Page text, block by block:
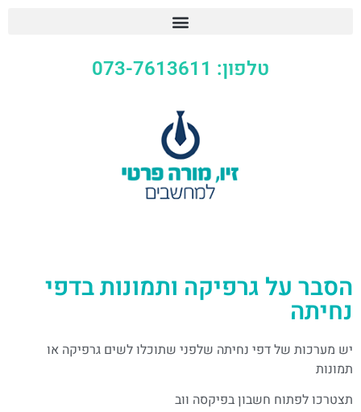
טלפון: 073-7613611
הסבר על גרפיקה ותמונות בדפי
נחיתה
יש מערכות של דפי נחיתה שלפני שתוכלו לשים גרפיקה או
תמונות
תצטרכו לפתוח חשבון בפיקסה ווב